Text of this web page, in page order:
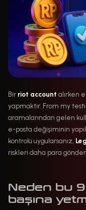
Bir riot account alırken
yapmaktır. From my
aramalarından gelen
e-posta değişiminin
kontrolü uygularsanız,
riskleri daha para
Neden bu
başına